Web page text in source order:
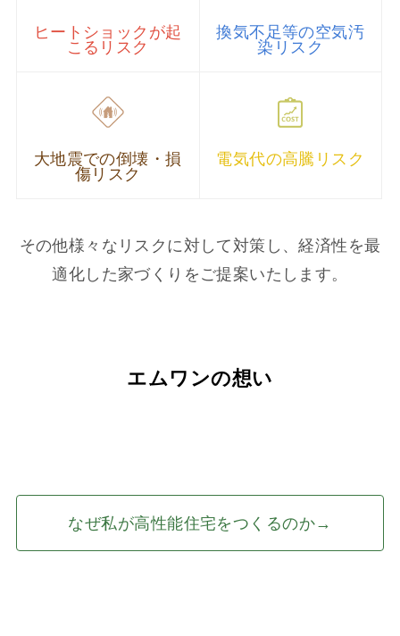
ヒートショックが起
こるリスク
換気不足等の空気汚
染リスク
大地震での倒壊・損
傷リスク
電気代の高騰リスク
その他様々なリスクに対して対策し、経済性を最
適化した家づくりをご提案いたします。
エムワンの想い
なぜ私が高性能住宅をつくるのか→